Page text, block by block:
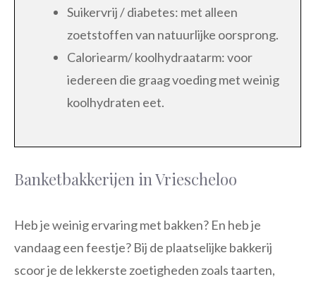
Suikervrij / diabetes: met alleen
zoetstoffen van natuurlijke oorsprong.
Caloriearm/ koolhydraatarm: voor
iedereen die graag voeding met weinig
koolhydraten eet.
Banketbakkerijen in Vriescheloo
Heb je weinig ervaring met bakken? En heb je
vandaag een feestje? Bij de plaatselijke bakkerij
scoor je de lekkerste zoetigheden zoals taarten,